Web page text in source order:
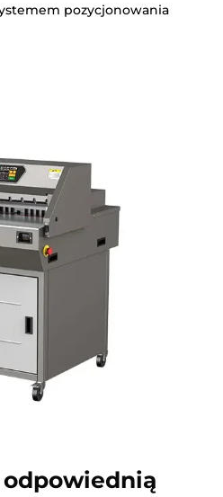
pozycjonowania